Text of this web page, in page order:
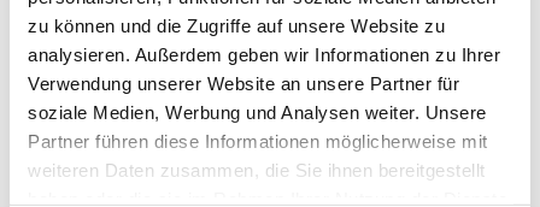
zu können und die Zugriffe auf unsere Website zu
analysieren. Außerdem geben wir Informationen zu Ihrer
Verwendung unserer Website an unsere Partner für
soziale Medien, Werbung und Analysen weiter. Unsere
Partner führen diese Informationen möglicherweise mit
weiteren Daten zusammen, die Sie ihnen bereitgestellt
Vereinsleben
Vereinsservice
Liste der Frastanzer Vereine
Veranstaltungen
Veranstaltungskalender
Unternehmen & Standort
Nahversorgerliste